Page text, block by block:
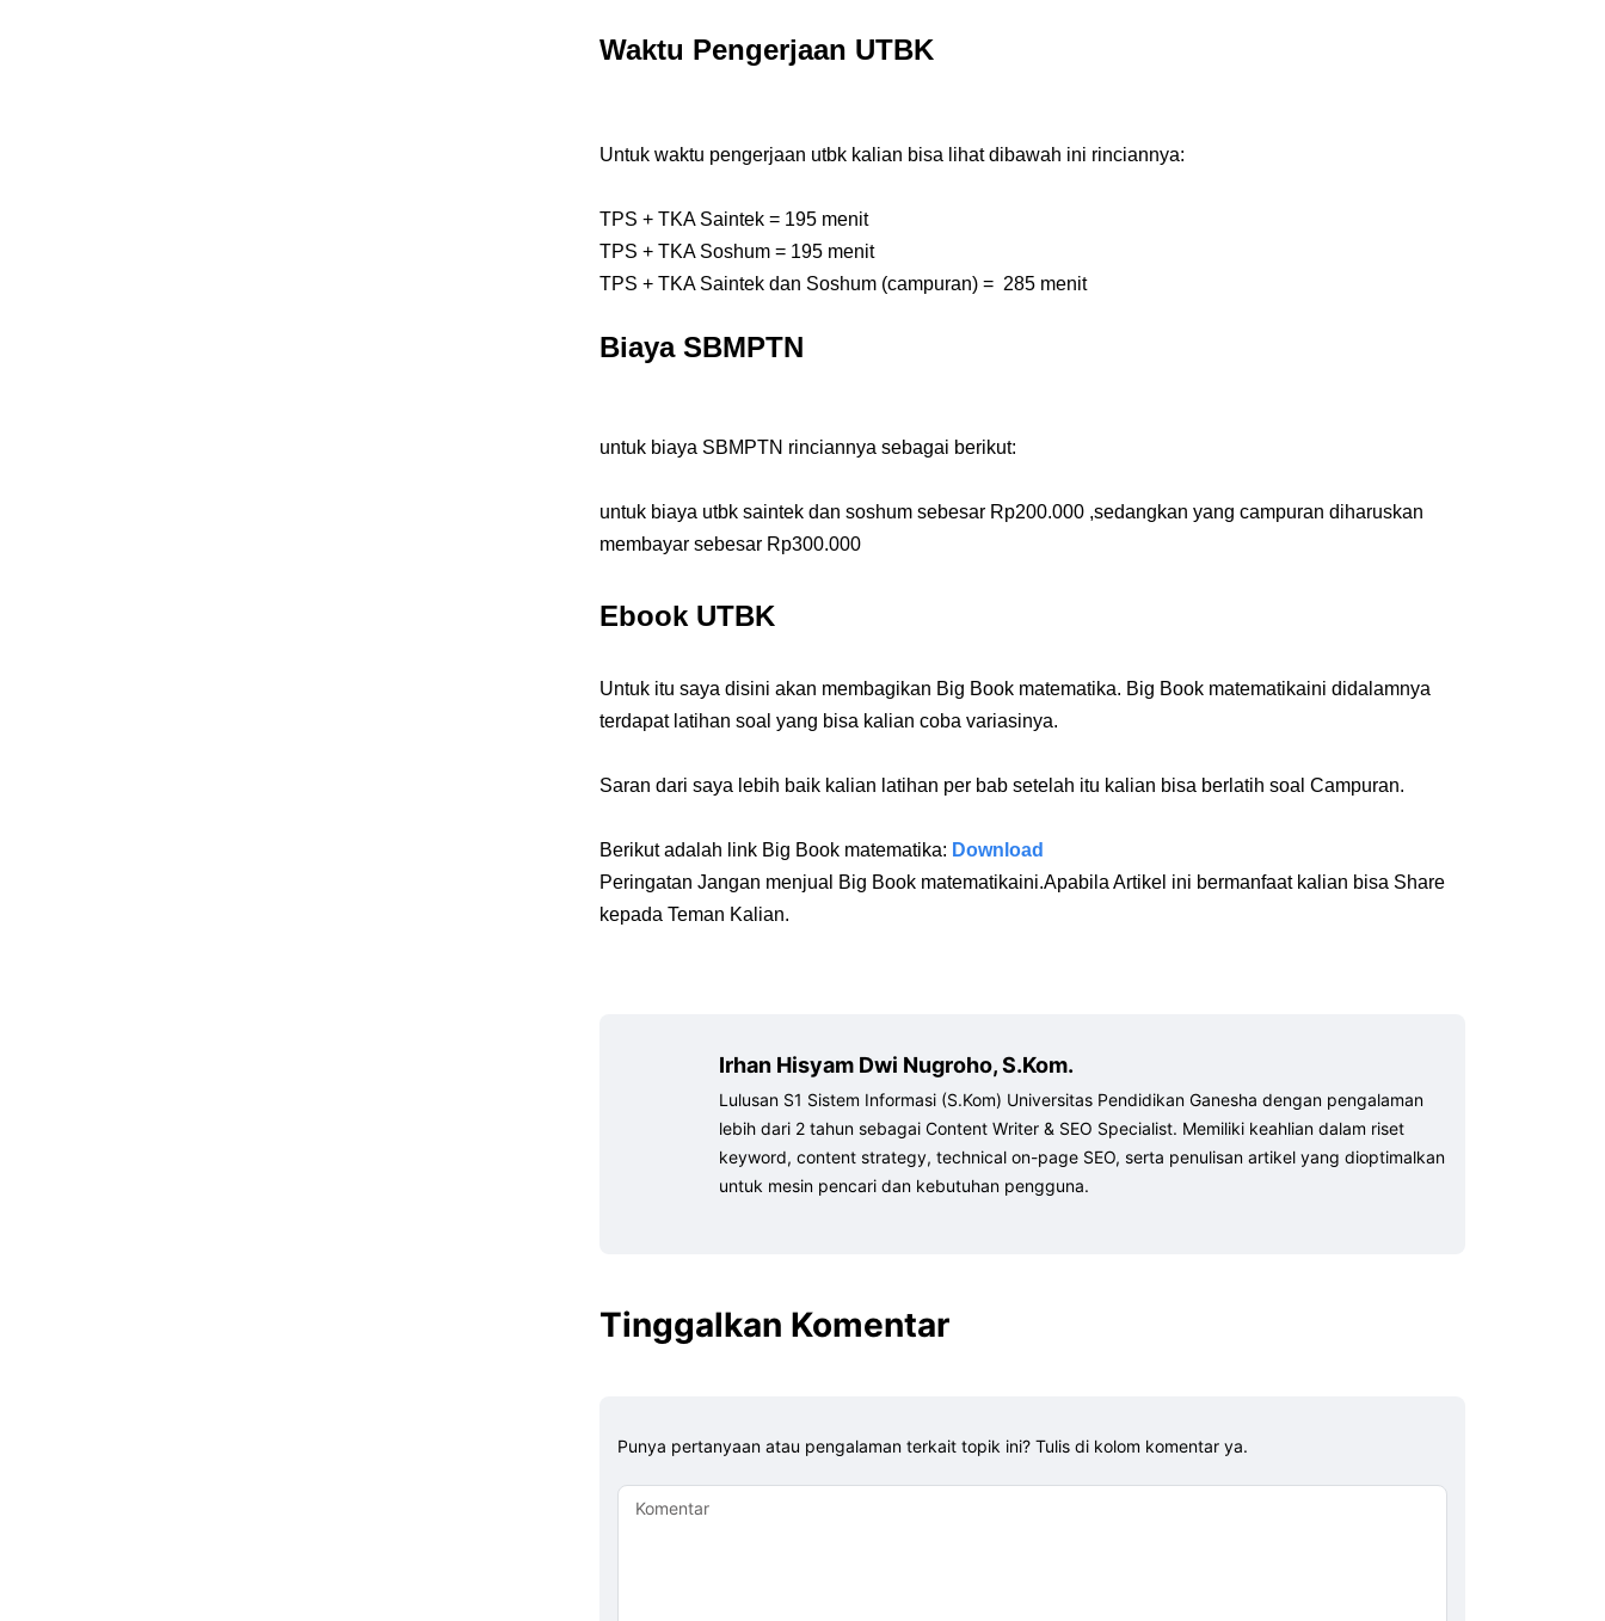
Waktu Pengerjaan UTBK
Untuk waktu pengerjaan utbk kalian bisa lihat dibawah ini rinciannya:
TPS + TKA Saintek = 195 menit
TPS + TKA Soshum = 195 menit
TPS + TKA Saintek dan Soshum (campuran) = 285 menit
Biaya SBMPTN
untuk biaya SBMPTN rinciannya sebagai berikut:
untuk biaya utbk saintek dan soshum sebesar Rp200.000 ,sedangkan yang campuran diharuskan
membayar sebesar Rp300.000
Ebook UTBK
Untuk itu saya disini akan membagikan Big Book matematika. Big Book matematikaini didalamnya
terdapat latihan soal yang bisa kalian coba variasinya.
Saran dari saya lebih baik kalian latihan per bab setelah itu kalian bisa berlatih soal Campuran.
Berikut adalah link Big Book matematika: Download
Peringatan Jangan menjual Big Book matematikaini.Apabila Artikel ini bermanfaat kalian bisa Share
kepada Teman Kalian.
Irhan Hisyam Dwi Nugroho, S.Kom.
Lulusan S1 Sistem Informasi (S.Kom) Universitas Pendidikan Ganesha dengan pengalaman
lebih dari 2 tahun sebagai Content Writer & SEO Specialist. Memiliki keahlian dalam riset
keyword, content strategy, technical on-page SEO, serta penulisan artikel yang dioptimalkan
untuk mesin pencari dan kebutuhan pengguna.
Tinggalkan Komentar
Punya pertanyaan atau pengalaman terkait topik ini? Tulis di kolom komentar ya.
Komentar